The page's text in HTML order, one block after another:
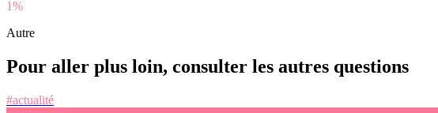
1%
Autre
Pour aller plus loin, consulter les autres questions
#actualité